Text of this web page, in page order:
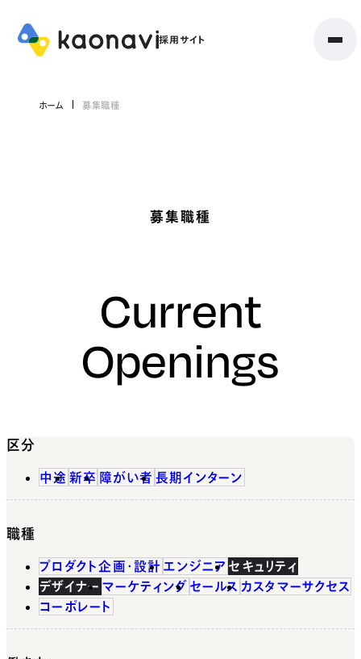
ホーム 募集職種
募集職種
Current
Openings
区分
中途 新卒 障がい者 長期インターン
職種
プロダクト企画・設計 エンジニア セキュリティ
デザイナー マーケティング セールス カスタマーサクセス
コーポレート